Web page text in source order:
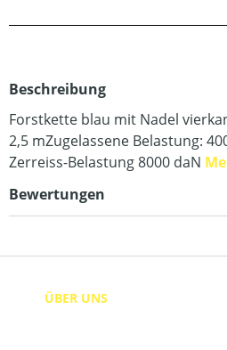
Beschreibung
Forstkette blau mit Nadel
2,5 mZugelassene Belastung:
Zerreiss-Belastung 8000 daN
Bewertungen
ÜBER UNS